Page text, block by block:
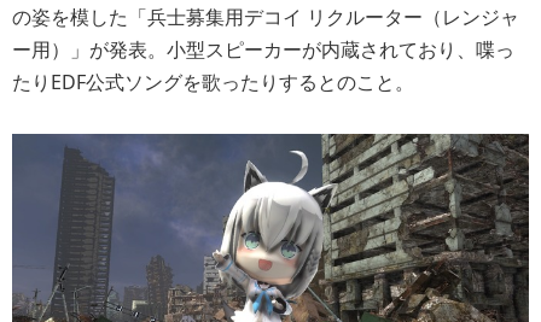
の姿を模した「兵士募集用デコイ リクルーター（レンジャ
ー用）」が発表。小型スピーカーが内蔵されており、喋っ
たりEDF公式ソングを歌ったりするとのこと。